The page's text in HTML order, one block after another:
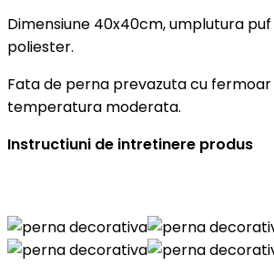
Dimensiune 40x40cm, umplutura puf
poliester.
Fata de perna prevazuta cu
temperatura moderata.
Instructiuni de intretinere produs